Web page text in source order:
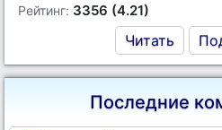
Рейтинг: 3356 (4.21)
Читать
Последние